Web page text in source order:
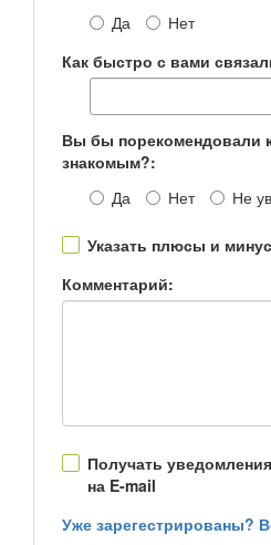
Да
Нет
Как быстро с вами
Вы бы порекомендовали
знакомым?:
Да
Нет Не
Указать плюсы и
Комментарий:
Получать
на E-mail
Уже зарегестрированы?